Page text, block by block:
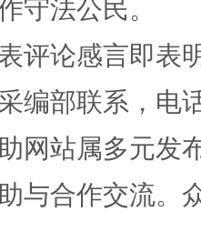
守法公民。
评论感言即表
编部联系，电
网站属多元发
与合作交流。